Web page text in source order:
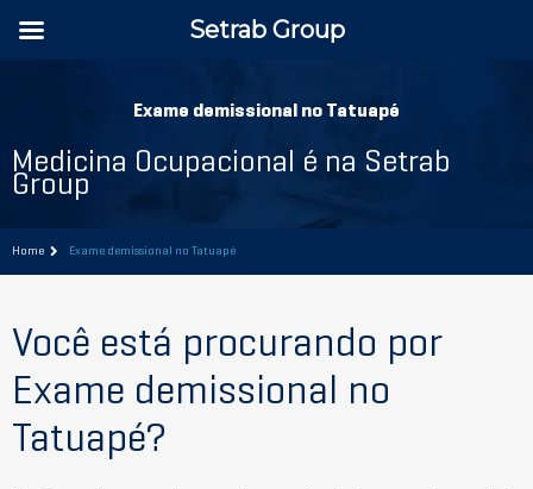
Exame demissional no Tatuapé
Medicina Ocupacional é na Setrab
Group
Home Exame demissional no Tatuapé
Você está procurando por
Exame demissional no
Tatuapé?
Setrab Group